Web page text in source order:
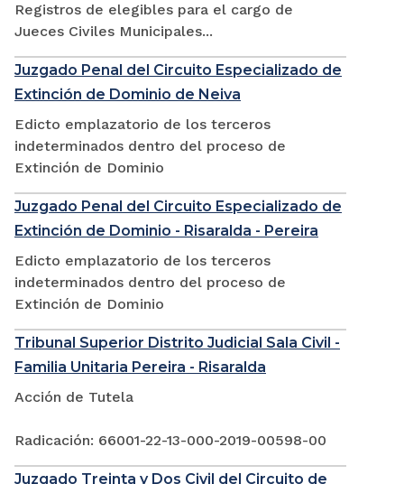
Registros de elegibles para el cargo de
Jueces Civiles Municipales...
Juzgado Penal del Circuito Especializado de
Extinción de Dominio de Neiva
Edicto emplazatorio de los terceros
indeterminados dentro del proceso de
Extinción de Dominio
Juzgado Penal del Circuito Especializado de
Extinción de Dominio - Risaralda - Pereira
Edicto emplazatorio de los terceros
indeterminados dentro del proceso de
Extinción de Dominio
Tribunal Superior Distrito Judicial Sala Civil -
Familia Unitaria Pereira - Risaralda
Acción de Tutela
Radicación: 66001-22-13-000-2019-00598-00
Juzgado Treinta y Dos Civil del Circuito de